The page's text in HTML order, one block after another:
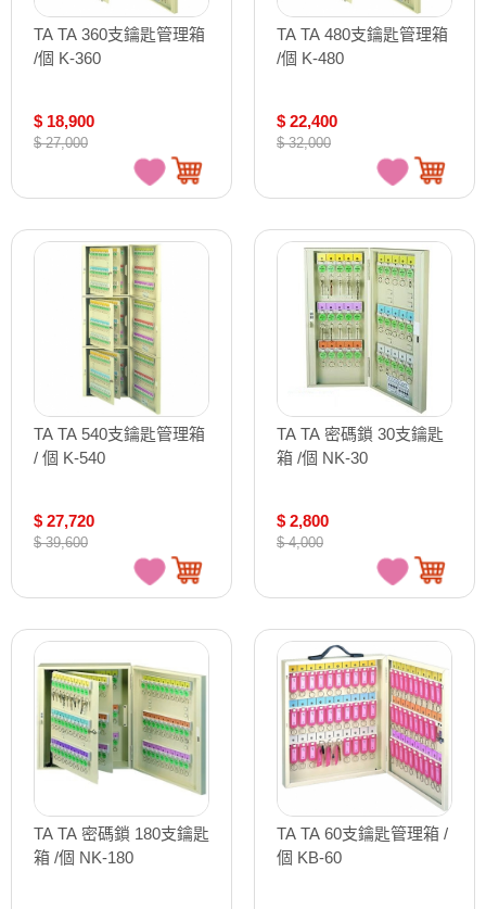
TA TA 360支鑰匙管理箱
/個 K-360
$ 18,900
$ 27,000
TA TA 480支鑰匙管理箱
/個 K-480
$ 22,400
$ 32,000
TA TA 540支鑰匙管理箱
/ 個 K-540
$ 27,720
$ 39,600
TA TA 密碼鎖 30支鑰匙
箱 /個 NK-30
$ 2,800
$ 4,000
TA TA 密碼鎖 180支鑰匙
箱 /個 NK-180
TA TA 60支鑰匙管理箱 /
個 KB-60